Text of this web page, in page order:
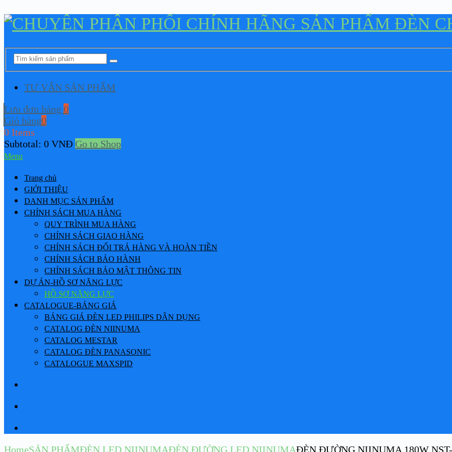
TƯ VẤN SẢN PHẨM
Lưu đơn hàng 0
Giỏ hàng0
0 Items
Subtotal: 0 VNĐ Go to Shop
Menu
Trang chủ
GIỚI THIỆU
DANH MỤC SẢN PHẨM
CHÍNH SÁCH MUA HÀNG
QUY TRÌNH MUA HÀNG
CHÍNH SÁCH GIAO HÀNG
CHÍNH SÁCH ĐỔI TRẢ HÀNG VÀ HOÀN TIỀN
CHÍNH SÁCH BẢO HÀNH
CHÍNH SÁCH BẢO MẬT THÔNG TIN
DỰ ÁN-HỒ SƠ NĂNG LỰC
HỒ SƠ NĂNG LỰC
CATALOGUE-BẢNG GIÁ
BẢNG GIÁ ĐÈN LED PHILIPS DÂN DỤNG
CATALOG ĐÈN NIINUMA
CATALOG MESTAR
CATALOG ĐÈN PANASONIC
CATALOGUE MAXSPID
HomeSẢN PHẨMĐÈN LED NIINUMAĐÈN ĐƯỜNG LED NIINUMAĐÈN ĐƯỜNG NIINUMA 180W